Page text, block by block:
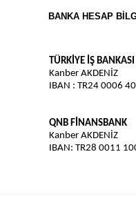
BANKA HESAP
TÜRKİYE İŞ BANKASI
Kanber AKDENİZ
IBAN : TR24 0006
QNB FİNANSBANK
Kanber AKDENİZ
IBAN: TR28 0011